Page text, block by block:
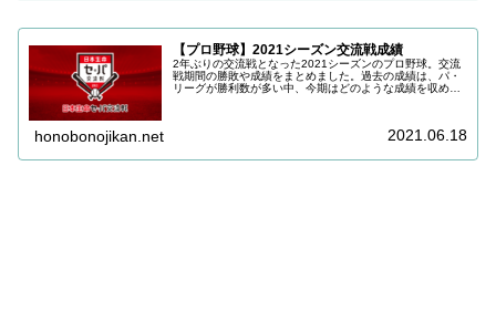
【プロ野球】2021シーズン交流戦成績
2年ぶりの交流戦となった2021シーズンのプロ野球。交流
戦期間の勝敗や成績をまとめました。過去の成績は、パ・
リーグが勝利数が多い中、今期はどのような成績を収める
honobonojikan.net 2021.06.18